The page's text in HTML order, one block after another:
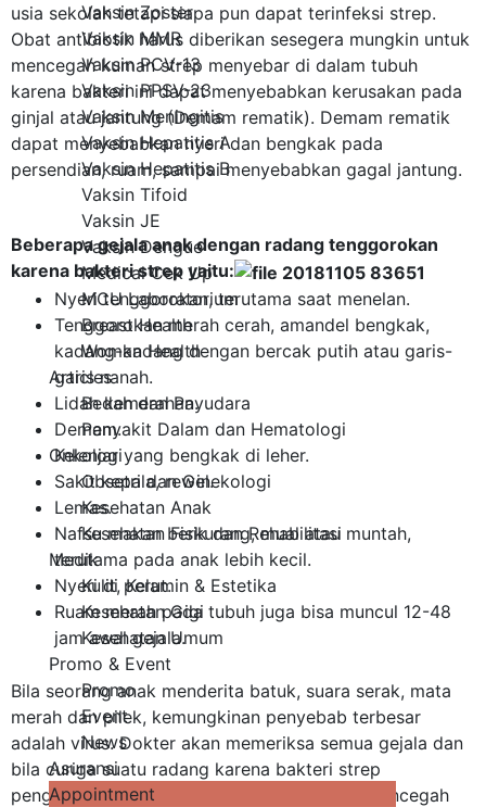
Vaksin Zoster
Vaksin MMR
Vaksin PCV-13
Vaksin PPSV-23
Vaksin Meningitis
Vaksin Hepatitis A
Vaksin Hepatitis B
Vaksin Tifoid
Vaksin JE
Vaksin Dengue
Medical Cek Up
MCU Laboratorium
Breast Health
Woman Health
Articles
Bedah dan Payudara
Penyakit Dalam dan Hematologi
Onkologi
Obsetri dan Ginekologi
Kesehatan Anak
Kesehatan Fisik dan Rehabilitasi
Medik
Kulit, Kelamin & Estetika
Kesehatan Gigi
Kesehatan Umum
Promo & Event
Promo
Event
News
Asuransi
Appointment
usia sekolah tetapi siapa pun dapat terinfeksi strep.
Obat antibiotik harus diberikan sesegera mungkin untuk
mencegah kuman strep menyebar di dalam tubuh
karena bakteri ini dapat menyebabkan kerusakan pada
ginjal atau jantung (Demam rematik). Demam rematik
dapat menyebabkan nyeri dan bengkak pada
persendian, ruam, sampai menyebabkan gagal jantung.
Beberapa gejala anak dengan radang tenggorokan
karena bakteri strep yaitu:
Nyeri tenggorokan, terutama saat menelan.
Tenggorokan merah cerah, amandel bengkak,
kadang-kadang dengan bercak putih atau garis-
garis nanah.
Lidah kemerahan.
Demam.
Kelenjar yang bengkak di leher.
Sakit kepala, rewel.
Lemas.
Nafsu makan berkurang, mual atau muntah,
terutama pada anak lebih kecil.
Nyeri di perut.
Ruam merah pada tubuh juga bisa muncul 12-48
jam awal gejala.
Bila seorang anak menderita batuk, suara serak, mata
merah dan pilek, kemungkinan penyebab terbesar
adalah virus. Dokter akan memeriksa semua gejala dan
bila curiga suatu radang karena bakteri strep
pengobatan utama adalah antibiotik untuk mencegah